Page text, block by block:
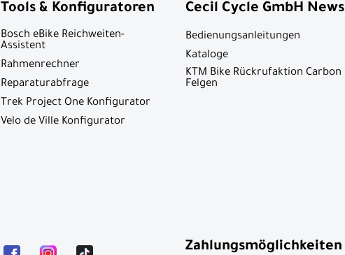
Tools & Konfiguratoren
Bosch eBike Reichweiten-
Assistent
Rahmenrechner
Reparaturabfrage
Trek Project One Konfigurator
Velo de Ville Konfigurator
Cecil Cycle GmbH News
Bedienungsanleitungen
Kataloge
KTM Bike Rückrufaktion Carbon
Felgen
Zahlungsmöglichkeiten